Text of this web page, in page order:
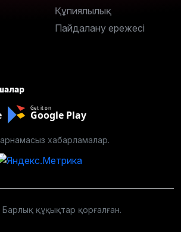
Құпиялылық
Пайдалану ережесі
Get it on
Google Play
хабарламалар.
құқықтар қорғалған.